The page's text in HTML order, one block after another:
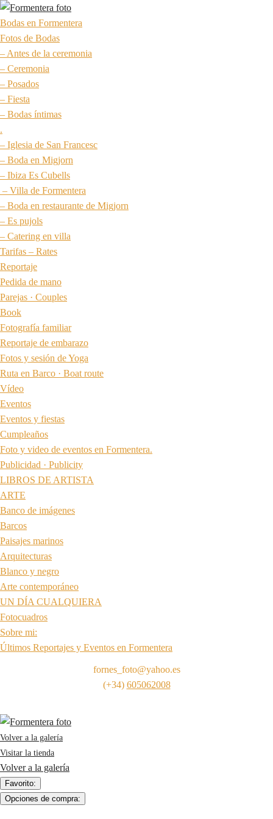
Bodas en Formentera
Fotos de Bodas
– Antes de la ceremonia
– Ceremonia
– Posados
– Fiesta
– Bodas íntimas
.
– Iglesia de San Francesc
– Boda en Migjorn
– Ibiza Es Cubells
– Villa de Formentera
– Boda en restaurante de Migjorn
– Es pujols
– Catering en villa
Tarifas – Rates
Reportaje
Pedida de mano
Parejas · Couples
Book
Fotografía familiar
Reportaje de embarazo
Fotos y sesión de Yoga
Ruta en Barco · Boat route
Vídeo
Eventos
Eventos y fiestas
Cumpleaños
Foto y video de eventos en Formentera.
Publicidad · Publicity
LIBROS DE ARTISTA
ARTE
Banco de imágenes
Barcos
Paisajes marinos
Arquitecturas
Blanco y negro
Arte contemporáneo
UN DÍA CUALQUIERA
Fotocuadros
Sobre mi:
Últimos Reportajes y Eventos en Formentera
fornes_foto@yahoo.es
(+34) 605062008
Volver a la galería
Visitar la tienda
Volver a la galería
Favorito:
Opciones de compra: